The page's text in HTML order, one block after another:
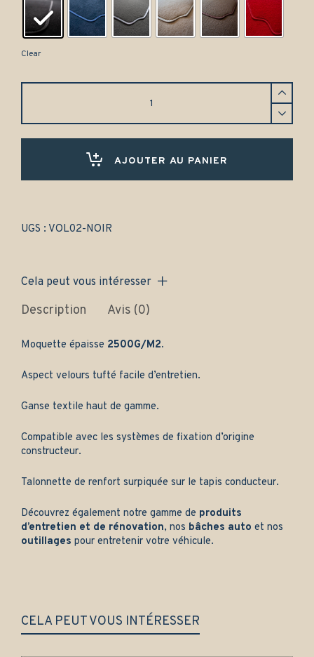
Clear
-
AJOUTER AU PANIER
UGS : VOL02-NOIR
Cela peut vous intéresser
Description Avis (0)
Moquette épaisse 2500G/M2.
Aspect velours tufté facile d’entretien.
Ganse textile haut de gamme.
Compatible avec les systèmes de fixation d’origine
constructeur.
Talonnette de renfort surpiquée sur le tapis conducteur.
Découvrez également notre gamme de produits
d’entretien et de rénovation, nos bâches auto et nos
outillages pour entretenir votre véhicule.
CELA PEUT VOUS INTÉRESSER